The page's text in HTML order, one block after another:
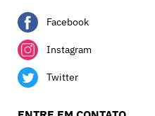
Facebook
Instagram
Twitter